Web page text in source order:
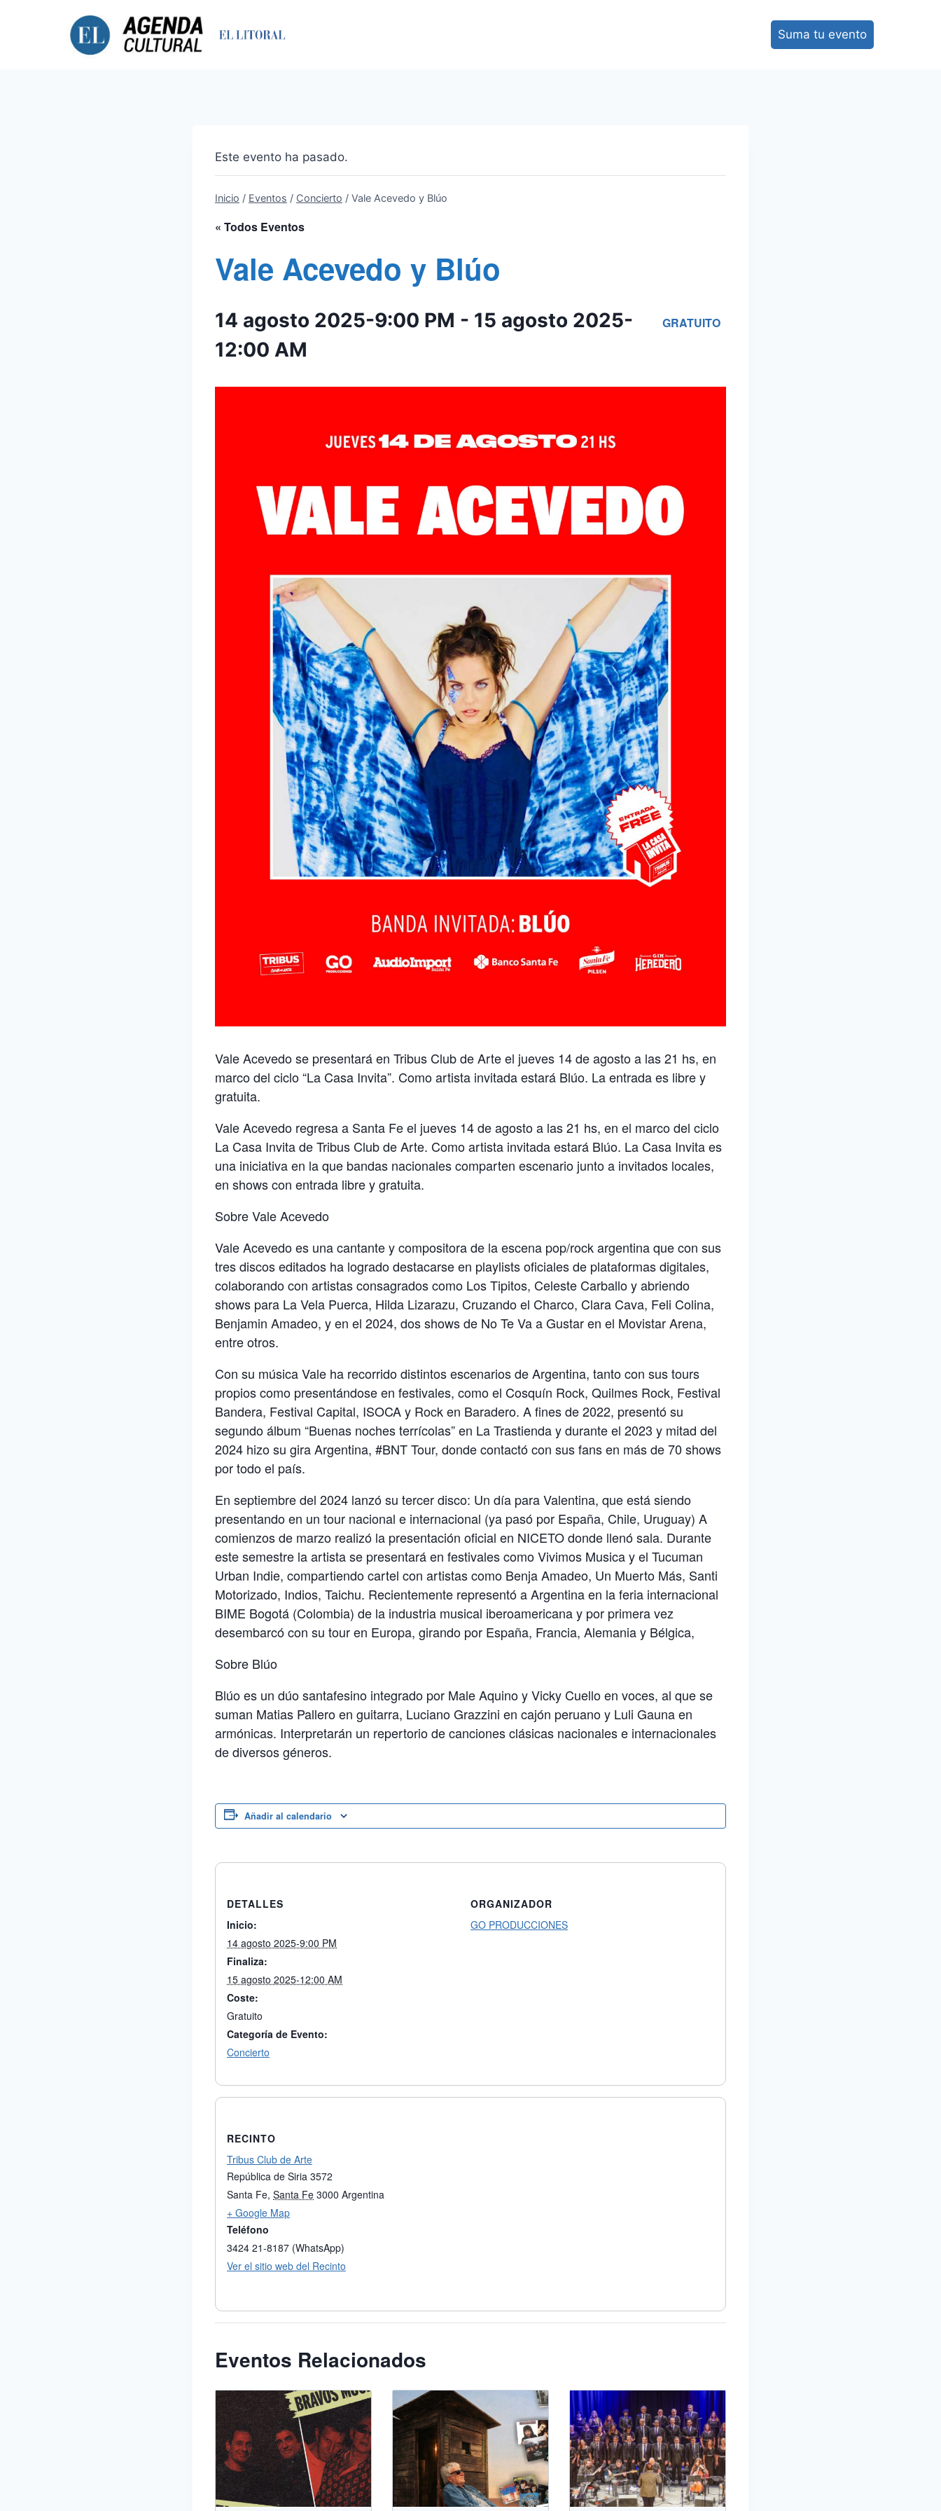
Suma tu evento
Este evento ha pasado.
Inicio / Eventos / Concierto / Vale Acevedo y Blúo
« Todos Eventos
Vale Acevedo y Blúo
14 agosto 2025-9:00 PM - 15 agosto 2025-
12:00 AM
GRATUITO
Vale Acevedo se presentará en Tribus Club de Arte el jueves 14 de agosto a las 21 hs, en
marco del ciclo “La Casa Invita”. Como artista invitada estará Blúo. La entrada es libre y
gratuita.
Vale Acevedo regresa a Santa Fe el jueves 14 de agosto a las 21 hs, en el marco del ciclo
La Casa Invita de Tribus Club de Arte. Como artista invitada estará Blúo. La Casa Invita es
una iniciativa en la que bandas nacionales comparten escenario junto a invitados locales,
en shows con entrada libre y gratuita.
Sobre Vale Acevedo
Vale Acevedo es una cantante y compositora de la escena pop/rock argentina que con sus
tres discos editados ha logrado destacarse en playlists oficiales de plataformas digitales,
colaborando con artistas consagrados como Los Tipitos, Celeste Carballo y abriendo
shows para La Vela Puerca, Hilda Lizarazu, Cruzando el Charco, Clara Cava, Feli Colina,
Benjamin Amadeo, y en el 2024, dos shows de No Te Va a Gustar en el Movistar Arena,
entre otros.
Con su música Vale ha recorrido distintos escenarios de Argentina, tanto con sus tours
propios como presentándose en festivales, como el Cosquín Rock, Quilmes Rock, Festival
Bandera, Festival Capital, ISOCA y Rock en Baradero. A fines de 2022, presentó su
segundo álbum “Buenas noches terrícolas” en La Trastienda y durante el 2023 y mitad del
2024 hizo su gira Argentina, #BNT Tour, donde contactó con sus fans en más de 70 shows
por todo el país.
En septiembre del 2024 lanzó su tercer disco: Un día para Valentina, que está siendo
presentando en un tour nacional e internacional (ya pasó por España, Chile, Uruguay) A
comienzos de marzo realizó la presentación oficial en NICETO donde llenó sala. Durante
este semestre la artista se presentará en festivales como Vivimos Musica y el Tucuman
Urban Indie, compartiendo cartel con artistas como Benja Amadeo, Un Muerto Más, Santi
Motorizado, Indios, Taichu. Recientemente representó a Argentina en la feria internacional
BIME Bogotá (Colombia) de la industria musical iberoamericana y por primera vez
desembarcó con su tour en Europa, girando por España, Francia, Alemania y Bélgica,
Sobre Blúo
Blúo es un dúo santafesino integrado por Male Aquino y Vicky Cuello en voces, al que se
suman Matias Pallero en guitarra, Luciano Grazzini en cajón peruano y Luli Gauna en
armónicas. Interpretarán un repertorio de canciones clásicas nacionales e internacionales
de diversos géneros.
Añadir al calendario
DETALLES
Inicio:
14 agosto 2025-9:00 PM
Finaliza:
15 agosto 2025-12:00 AM
Coste:
Gratuito
Categoría de Evento:
Concierto
ORGANIZADOR
GO PRODUCCIONES
RECINTO
Tribus Club de Arte
República de Siria 3572
Santa Fe, Santa Fe 3000 Argentina
+ Google Map
Teléfono
3424 21-8187 (WhatsApp)
Ver el sitio web del Recinto
Eventos Relacionados